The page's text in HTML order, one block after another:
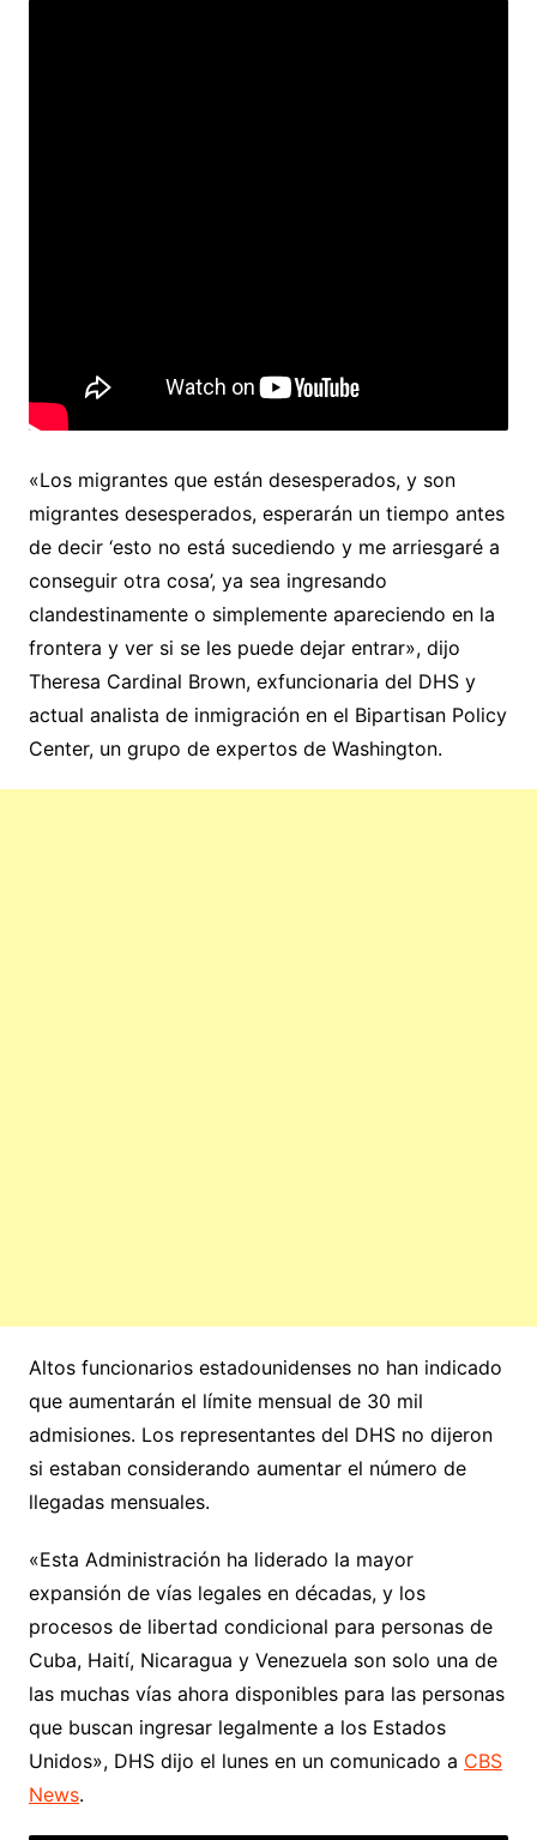
«Los migrantes que están desesperados, y son
migrantes desesperados, esperarán un tiempo antes
de decir ‘esto no está sucediendo y me arriesgaré a
conseguir otra cosa’, ya sea ingresando
clandestinamente o simplemente apareciendo en la
frontera y ver si se les puede dejar entrar», dijo
Theresa Cardinal Brown, exfuncionaria del DHS y
actual analista de inmigración en el Bipartisan Policy
Center, un grupo de expertos de Washington.
Altos funcionarios estadounidenses no han indicado
que aumentarán el límite mensual de 30 mil
admisiones. Los representantes del DHS no dijeron
si estaban considerando aumentar el número de
llegadas mensuales.
«Esta Administración ha liderado la mayor
expansión de vías legales en décadas, y los
procesos de libertad condicional para personas de
Cuba, Haití, Nicaragua y Venezuela son solo una de
las muchas vías ahora disponibles para las personas
que buscan ingresar legalmente a los Estados
Unidos», DHS dijo el lunes en un comunicado a CBS
News.